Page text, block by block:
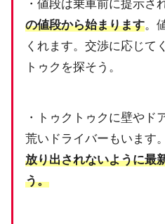
・値段は乗車前に提示さ
の値段から始まります。
くれます。交渉に応じて
トゥクを探そう。
・トゥクトゥクに壁やド
荒いドライバーもいます。
放り出されないように最
う。